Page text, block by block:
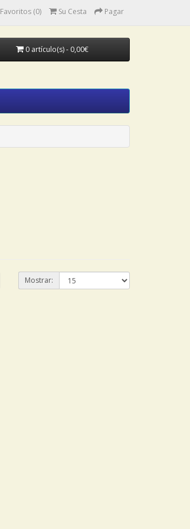
Favoritos (0) Su Cesta Pagar
0 artículo(s) - 0,00€
Mostrar: